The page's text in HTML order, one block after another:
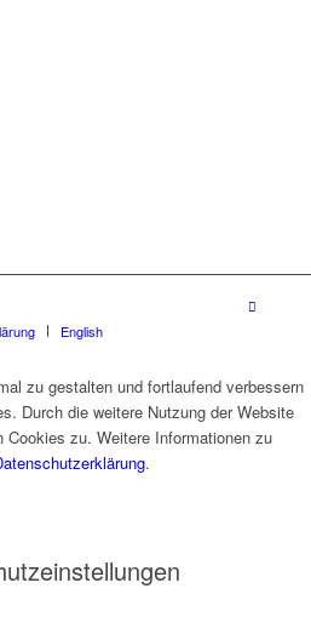
English
zu gestalten und fortlaufend verbessern
Durch die weitere Nutzung der Website
Cookies zu. Weitere Informationen zu
.